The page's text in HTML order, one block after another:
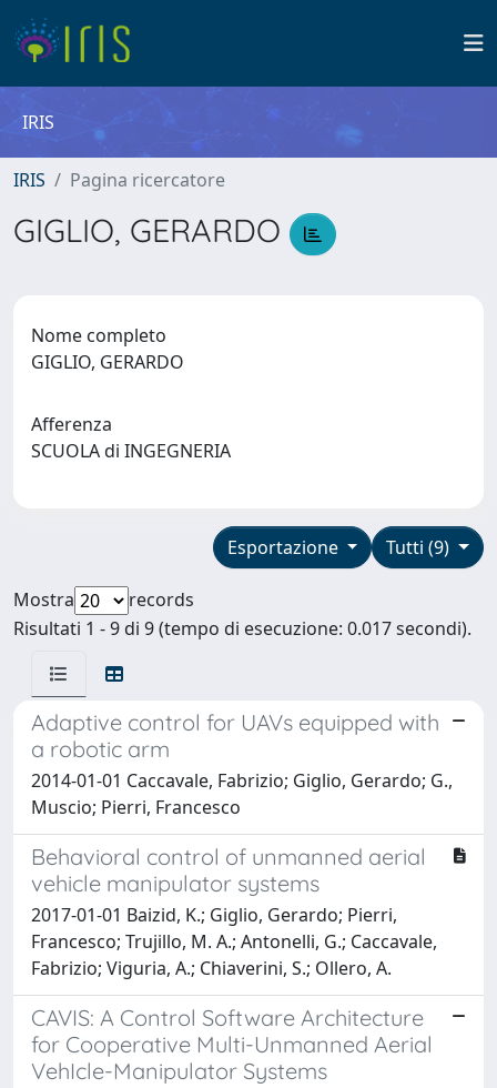
IRIS
IRIS Pagina ricercatore
GIGLIO, GERARDO
Nome completo
GIGLIO, GERARDO
Afferenza
SCUOLA di INGEGNERIA
Tutti (9)
Esportazione
Mostra
records
Risultati 1 - 9 di 9 (tempo di esecuzione: 0.017 secondi).
Adaptive control for UAVs equipped with
a robotic arm
2014-01-01 Caccavale, Fabrizio; Giglio, Gerardo; G.,
Muscio; Pierri, Francesco
Behavioral control of unmanned aerial
vehicle manipulator systems
2017-01-01 Baizid, K.; Giglio, Gerardo; Pierri,
Francesco; Trujillo, M. A.; Antonelli, G.; Caccavale,
Fabrizio; Viguria, A.; Chiaverini, S.; Ollero, A.
CAVIS: A Control Software Architecture
for Cooperative Multi-Unmanned Aerial
VehIcle-Manipulator Systems